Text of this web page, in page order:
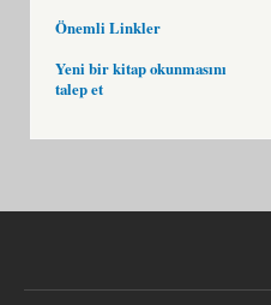
Önemli Linkler
Yeni bir kitap okunmasını
talep et